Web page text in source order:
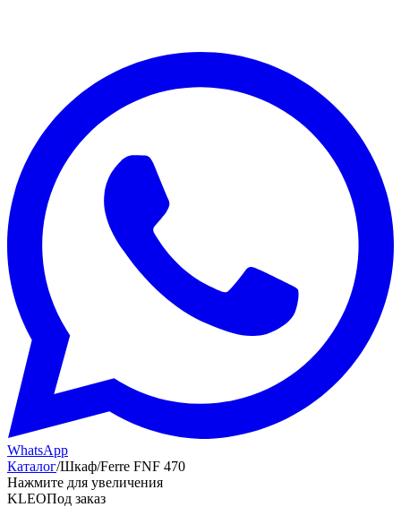
WhatsApp
Каталог/Шкаф/Ferre FNF 470
Нажмите для увеличения
KLEOПод заказ